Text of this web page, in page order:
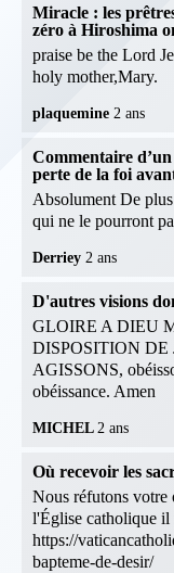
Miracle : les
zéro à Hiroshima
praise be the Lord
holy mother,Mary.
plaquemine 2 ans
Commentaire
perte de la foi
Absolument De
qui ne le pourront
Derriey 2 ans
D'autres visions
GLOIRE A DIEU
DISPOSITION DE
AGISSONS,
obéissance. Amen
MICHEL 2 ans
Où recevoir les
Nous réfutons votre
l'Église catholique il
https://
bapteme-de-desir/